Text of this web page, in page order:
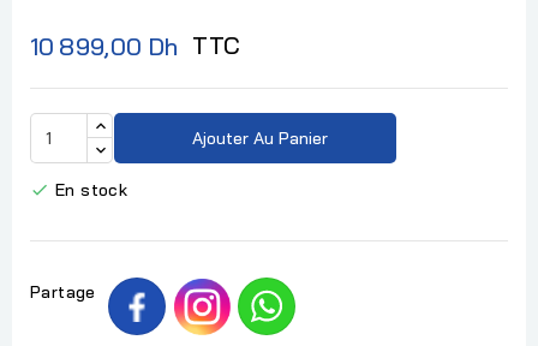
10 899,00 Dh TTC
Ajouter Au Panier
 En stock
Partage